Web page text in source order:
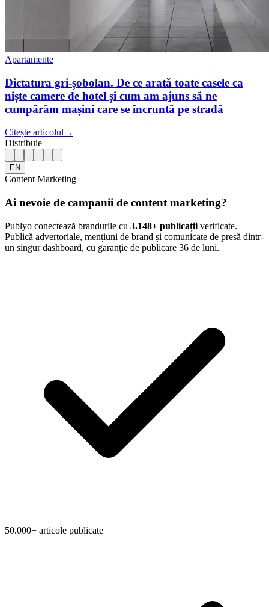
Apartamente
Dictatura gri-șobolan. De ce arată toate casele ca
niște camere de hotel și cum am ajuns să ne
cumpărăm mașini care se încruntă pe stradă
Citește articolul →
Distribuie
EN
Content Marketing
Ai nevoie de campanii de content marketing?
Publyo conectează brandurile cu 3.148+ publicații verificate.
Publică advertoriale, mențiuni de brand și comunicate de presă dintr-
un singur dashboard, cu garanție de publicare 36 de luni.
50.000+ articole publicate